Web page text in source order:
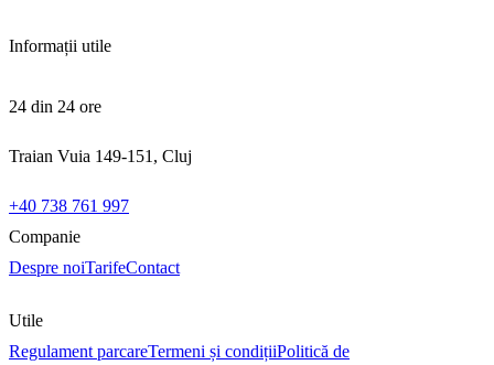
Informații utile
24 din 24 ore
Traian Vuia 149-151, Cluj
+40 738 761 997
Companie
Despre noiTarifeContact
Utile
Regulament parcareTermeni și condițiiPolitică de